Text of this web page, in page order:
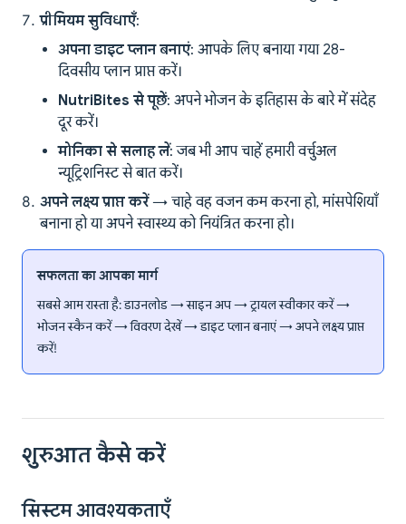
प्रीमियम सुविधाएँ:
अपना डाइट प्लान बनाएं: आपके लिए बनाया गया 28-
दिवसीय प्लान प्राप्त करें।
NutriBites से पूछें: अपने भोजन के इतिहास के बारे में संदेह
दूर करें।
मोनिका से सलाह लें: जब भी आप चाहें हमारी वर्चुअल
न्यूट्रिशनिस्ट से बात करें।
अपने लक्ष्य प्राप्त करें→ चाहे वह वजन कम करना हो, मांसपेशियाँ
बनाना हो या अपने स्वास्थ्य को नियंत्रित करना हो।
सफलता का आपका मार्ग
सबसे आम रास्ता है: डाउनलोड → साइन अप → ट्रायल स्वीकार करें →
भोजन स्कैन करें → विवरण देखें → डाइट प्लान बनाएं → अपने लक्ष्य प्राप्त
करें!
शुरुआत कैसे करें
सिस्टम आवश्यकताएँ